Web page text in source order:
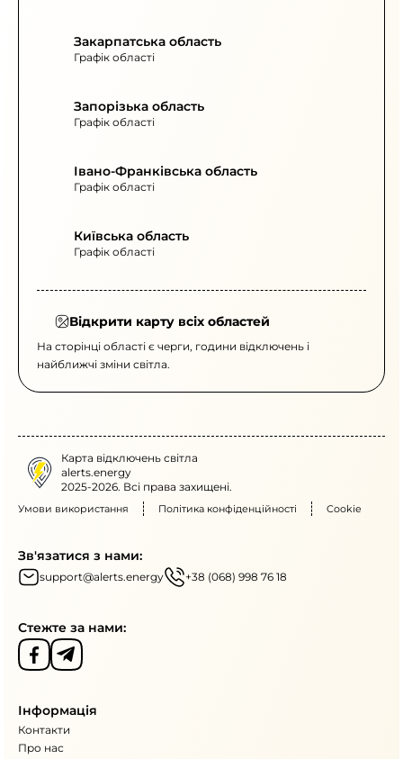
Закарпатська область
Графік області
Запорізька область
Графік області
Івано-Франківська область
Графік області
Київська область
Графік області
Відкрити карту всіх областей
На сторінці області є черги, години відключень і
найближчі зміни світла.
Карта відключень світла
alerts.energy
2025-2026. Всі права захищені.
Умови використання Політика конфіденційності Cookie
Зв'язатися з нами:
support@alerts.energy +38 (068) 998 76 18
Стежте за нами:
Інформація
Контакти
Про нас